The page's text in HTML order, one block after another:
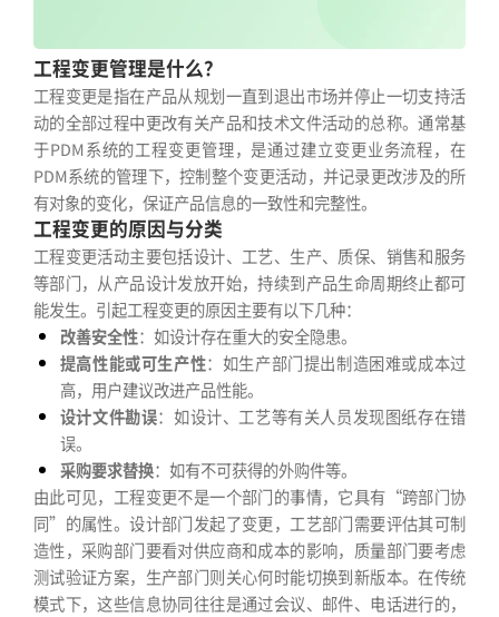
工程变更管理是什么？
工程变更是指在产品从规划一直到退出市场并停止一切支持活
动的全部过程中更改有关产品和技术文件活动的总称。通常基
于PDM系统的工程变更管理，是通过建立变更业务流程，在
PDM系统的管理下，控制整个变更活动，并记录更改涉及的所
有对象的变化，保证产品信息的一致性和完整性。
工程变更的原因与分类
工程变更活动主要包括设计、工艺、生产、质保、销售和服务
等部门，从产品设计发放开始，持续到产品生命周期终止都可
能发生。引起工程变更的原因主要有以下几种：
改善安全性：如设计存在重大的安全隐患。
提高性能或可生产性：如生产部门提出制造困难或成本过
高，用户建议改进产品性能。
设计文件勘误：如设计、工艺等有关人员发现图纸存在错
误。
采购要求替换：如有不可获得的外购件等。
由此可见，工程变更不是一个部门的事情，它具有“跨部门协
同”的属性。设计部门发起了变更，工艺部门需要评估其可制
造性，采购部门要看对供应商和成本的影响，质量部门要考虑
测试验证方案，生产部门则关心何时能切换到新版本。在传统
模式下，这些信息协同往往是通过会议、邮件、电话进行的，